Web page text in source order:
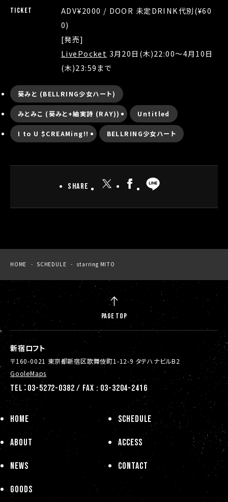
TICKET
ADV¥2000 / DOOR 未定DRINK代別(¥60
0)
[発売]
LivePocket 3月20日(木)22:00〜4月10日
(木)23:59まで
葵みと (BELLRING少女ハート)
みとみこ (葵みと+紬実詩 (RAY)) Untitled
I to U $CREAMing!! BELLRING少女ハート
SHARE
HOME SCHEDULE starring MITO
新宿ロフト
〒160-0021 東京都新宿区歌舞伎町1-12-9 タテハナビルB2
GooleMaps
TEL：03-5272-0382 / FAX : 03-3204-2416
HOME SCHEDULE
ABOUT ACCESS
NEWS CONTACT
GOODS
PAGE TOP